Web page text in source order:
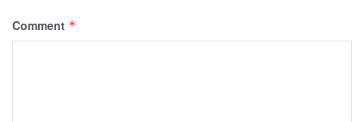
Comment *